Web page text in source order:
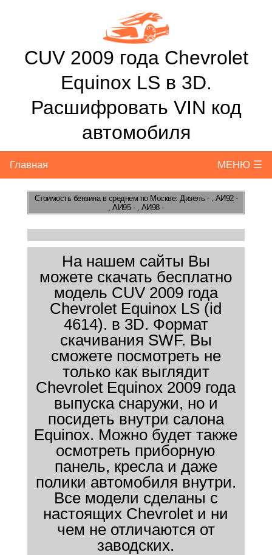
CUV 2009 года Chevrolet
Equinox LS в 3D.
Расшифровать VIN код
автомобиля
Главная МЕНЮ ☰
Стоимость бензинав среднем по Москве: Дизель - , АИ92 -
, АИ95 - , АИ98 -
На нашем сайты Вы
можете скачать бесплатно
модель CUV 2009 года
Chevrolet Equinox LS (id
4614). в 3D. Формат
скачивания SWF. Вы
сможете посмотреть не
только как выглядит
Chevrolet Equinox 2009 года
выпуска снаружи, но и
посидеть внутри салона
Equinox. Можно будет также
осмотреть приборную
панель, кресла и даже
полики автомобиля внутри.
Все модели сделаны с
настоящих Chevrolet и ни
чем не отличаются от
заводских.